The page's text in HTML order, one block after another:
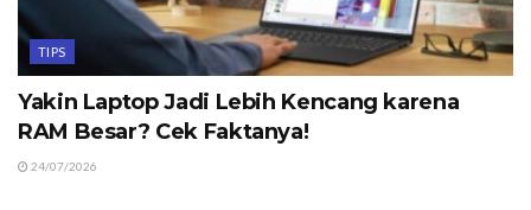
TIPS
Yakin Laptop Jadi Lebih Kencang karena
RAM Besar? Cek Faktanya!
24/07/2026